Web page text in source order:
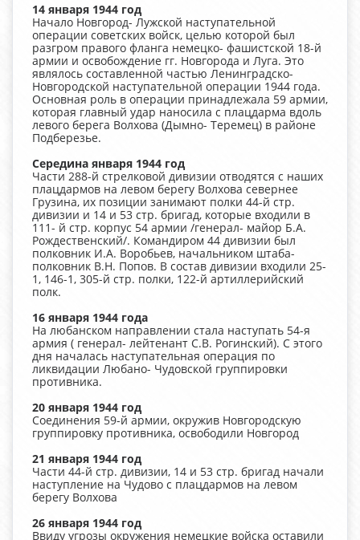
14 января 1944 год
Начало Новгород- Лужской наступательной
операции советских войск, целью которой был
разгром правого фланга немецко- фашистской 18-й
армии и освобождение гг. Новгорода и Луга. Это
являлось составленной частью Ленинградско-
Новгородской наступательной операции 1944 года.
Основная роль в операции принадлежала 59 армии,
которая главный удар наносила с плацдарма вдоль
левого берега Волхова (Дымно- Теремец) в районе
Подберезье.
Середина января 1944 год
Части 288-й стрелковой дивизии отводятся с наших
плацдармов на левом берегу Волхова севернее
Грузина, их позиции занимают полки 44-й стр.
дивизии и 14 и 53 стр. бригад, которые входили в
111- й стр. корпус 54 армии /генерал- майор Б.А.
Рождественский/. Командиром 44 дивизии был
полковник И.А. Воробьев, начальником штаба-
полковник В.Н. Попов. В состав дивизии входили 25-
1, 146-1, 305-й стр. полки, 122-й артиллерийский
полк.
16 января 1944 года
На любанском направлении стала наступать 54-я
армия ( генерал- лейтенант С.В. Рогинский). С этого
дня началась наступательная операция по
ликвидации Любано- Чудовской группировки
противника.
20 января 1944 год
Соединения 59-й армии, окружив Новгородскую
группировку противника, освободили Новгород
21 января 1944 год
Части 44-й стр. дивизии, 14 и 53 стр. бригад начали
наступление на Чудово с плацдармов на левом
берегу Волхова
26 января 1944 год
Ввиду угрозы окружения немецкие войска оставили